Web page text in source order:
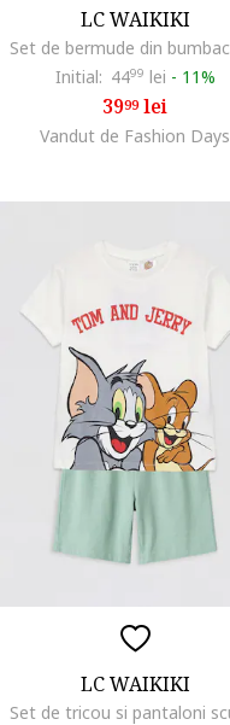
LC WAIKIKI
Initial: 4499 lei - 11%
3999lei
Vandut de Fashion Days
LC WAIKIKI